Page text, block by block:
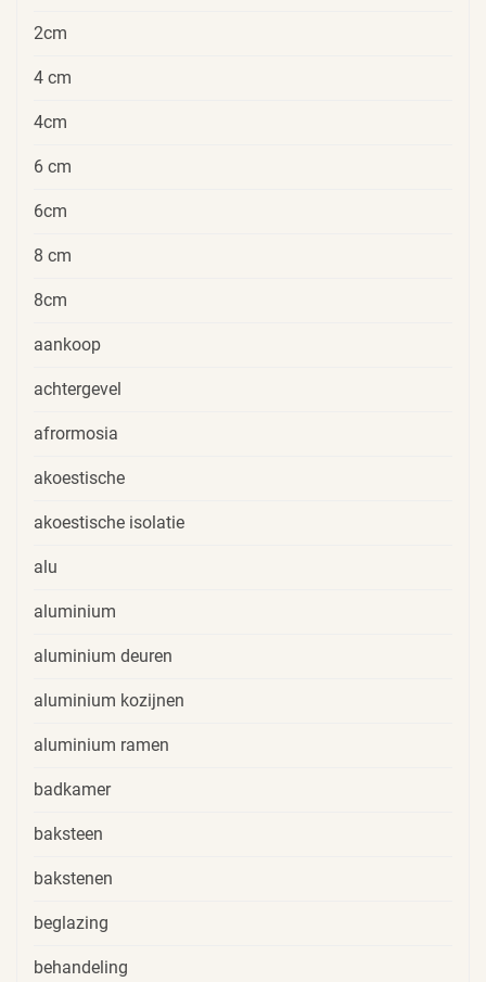
2cm
4 cm
4cm
6 cm
6cm
8 cm
8cm
aankoop
achtergevel
afrormosia
akoestische
akoestische isolatie
alu
aluminium
aluminium deuren
aluminium kozijnen
aluminium ramen
badkamer
baksteen
bakstenen
beglazing
behandeling